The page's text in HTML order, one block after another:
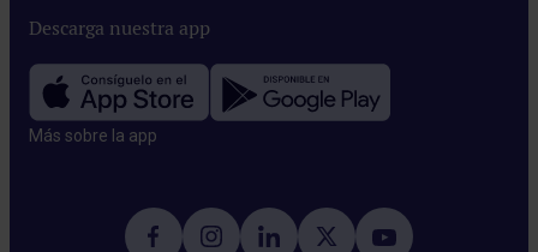
Descarga nuestra app
Más sobre la app​